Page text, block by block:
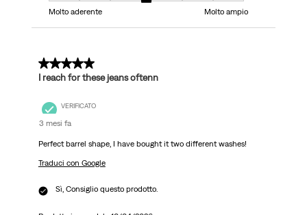
Molto aderente
Molto ampio
5 su 5 stelle.
I reach for these jeans oftenn
VERIFICATO
3 mesi fa
Perfect barrel shape, I have bought it two different washes!
Traduci con Google
Sì, Consiglio questo prodotto.